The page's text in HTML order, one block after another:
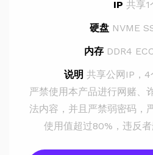
IP 共享1
硬盘NVME
内存 DDR4
说明 共享公网IP，4
严禁使用本产品进行网赌、
法内容，并且严禁弱密码，
使用值超过80%，违反者